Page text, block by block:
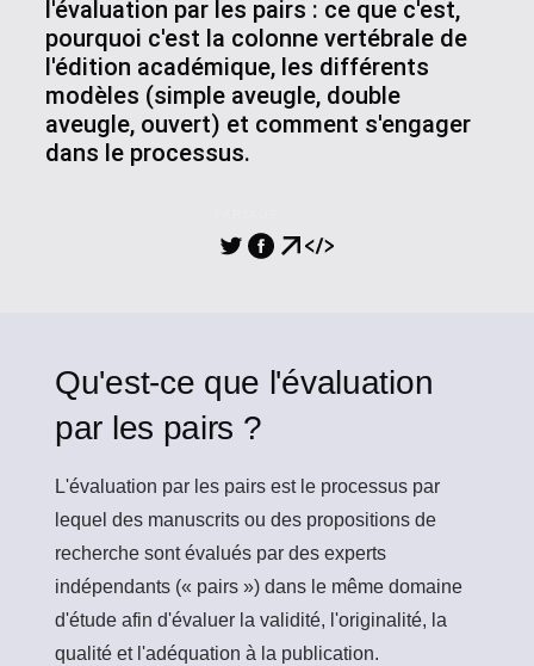
l'évaluation par les pairs : ce que c'est,
pourquoi c'est la colonne vertébrale de
l'édition académique, les différents
modèles (simple aveugle, double
aveugle, ouvert) et comment s'engager
dans le processus.
Qu'est-ce que l'évaluation
par les pairs ?
L'évaluation par les pairs est le processus par
lequel des manuscrits ou des propositions de
recherche sont évalués par des experts
indépendants (« pairs ») dans le même domaine
d'étude afin d'évaluer la validité, l'originalité, la
qualité et l'adéquation à la publication.